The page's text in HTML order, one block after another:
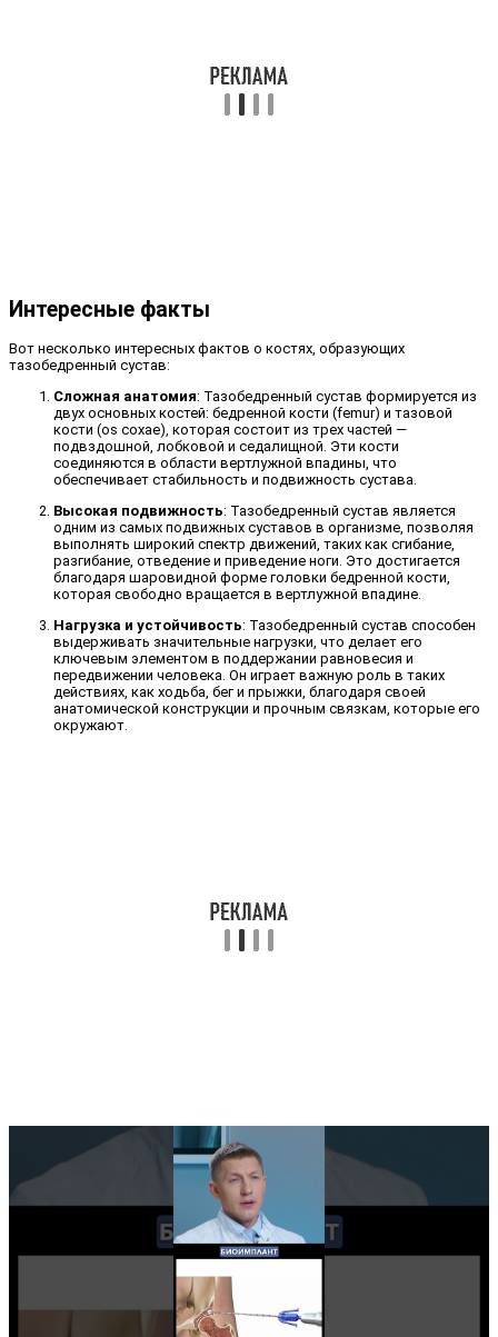
Интересные факты
Вот несколько интересных фактов о костях, образующих
тазобедренный сустав:
Сложная анатомия: Тазобедренный сустав формируется из
двух основных костей: бедренной кости (femur) и тазовой
кости (os coxae), которая состоит из трех частей —
подвздошной, лобковой и седалищной. Эти кости
соединяются в области вертлужной впадины, что
обеспечивает стабильность и подвижность сустава.
Высокая подвижность: Тазобедренный сустав является
одним из самых подвижных суставов в организме, позволяя
выполнять широкий спектр движений, таких как сгибание,
разгибание, отведение и приведение ноги. Это достигается
благодаря шаровидной форме головки бедренной кости,
которая свободно вращается в вертлужной впадине.
Нагрузка и устойчивость: Тазобедренный сустав способен
выдерживать значительные нагрузки, что делает его
ключевым элементом в поддержании равновесия и
передвижении человека. Он играет важную роль в таких
действиях, как ходьба, бег и прыжки, благодаря своей
анатомической конструкции и прочным связкам, которые его
окружают.